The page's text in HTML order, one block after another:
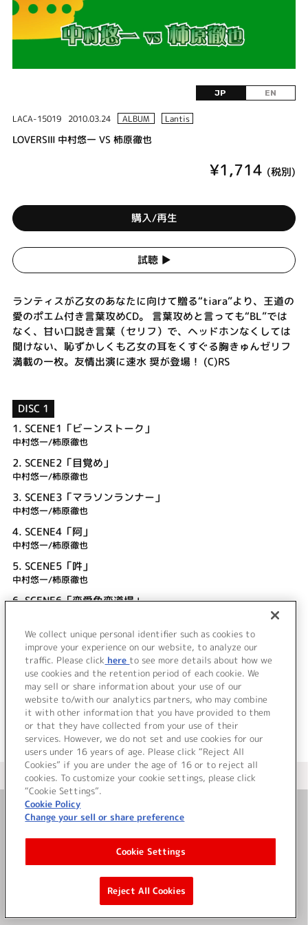
JP EN
LACA-15019 2010.03.24 ALBUM Lantis
LOVERSⅢ 中村悠一 VS 柿原徹也
¥1,714 (税別)
購入/再生
試聴 ▶︎
ランティスが乙女のあなたに向けて贈る“tiara”より、王道の
愛のポエム付き言葉攻めCD。 言葉攻めと言っても“BL”では
なく、甘い口説き言葉（セリフ）で、ヘッドホンなくしては
聞けない、恥ずかしくも乙女の耳をくすぐる胸きゅんゼリフ
満載の一枚。友情出演に速水 奨が登場！ (C)RS
DISC 1
1. SCENE1「ビーンストーク」
中村悠一/柿原徹也
2. SCENE2「目覚め」
中村悠一/柿原徹也
3. SCENE3「マラソンランナー」
中村悠一/柿原徹也
4. SCENE4「阿」
中村悠一/柿原徹也
5. SCENE5「吽」
中村悠一/柿原徹也
6.SCENE6「恋愛色恋道場」
SCENE7「フリートーク」
中村悠一/柿原徹也
＜ BACK
＜ カタログサイト トップページへ
お問い合わせ
サイト利用について
©Bandai Namco Music Live Inc.
We collect unique personal identifier such as cookies to
improve your experience on our website, to analyze our
traffic. Please click here to see more details about how we
use cookies and the retention period of each cookie. We
may sell or share information about your use of our
website to/with our analytics partners, who may combine
it with other information that you have provided to them
or that they have collected from your use of their
services. However, we do not set and use cookies for our
users under 16 years of age. Please click “Reject All
Cookies” if you are under the age of 16 or to reject all
cookies. To customize your cookie settings, please click
“Cookie Settings”.
Cookie Policy
Change your sell or share preference
Cookie Settings
Reject All Cookies